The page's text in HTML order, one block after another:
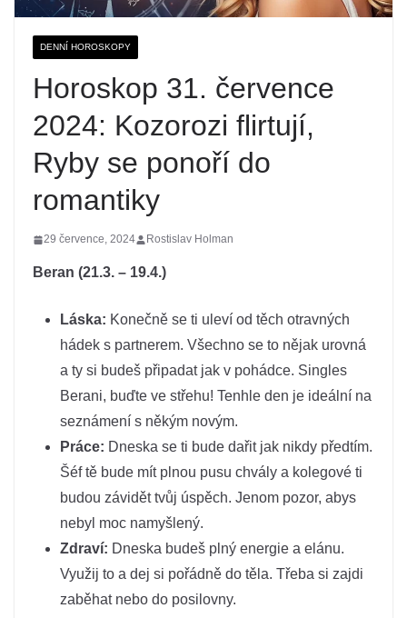
DENNÍ HOROSKOPY
Horoskop 31. července
2024: Kozorozi flirtují,
Ryby se ponoří do
romantiky
29 července, 2024 Rostislav Holman
Beran (21.3. – 19.4.)
Láska: Konečně se ti uleví od těch otravných
hádek s partnerem. Všechno se to nějak urovná
a ty si budeš připadat jak v pohádce. Singles
Berani, buďte ve střehu! Tenhle den je ideální na
seznámení s někým novým.
Práce: Dneska se ti bude dařit jak nikdy předtím.
Šéf tě bude mít plnou pusu chvály a kolegové ti
budou závidět tvůj úspěch. Jenom pozor, abys
nebyl moc namyšlený.
Zdraví: Dneska budeš plný energie a elánu.
Využij to a dej si pořádně do těla. Třeba si zajdi
zaběhat nebo do posilovny.